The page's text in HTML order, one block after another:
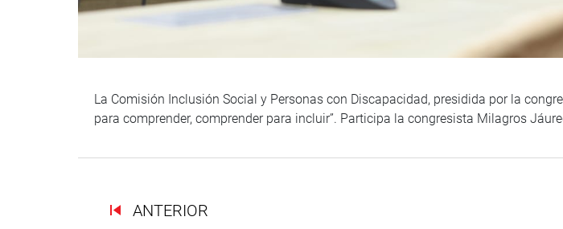
La Comisión Inclusión Social y Personas con Discapacidad, presidida por la
para comprender, comprender para incluir”. Participa la congresista Milagros
ANTERIOR